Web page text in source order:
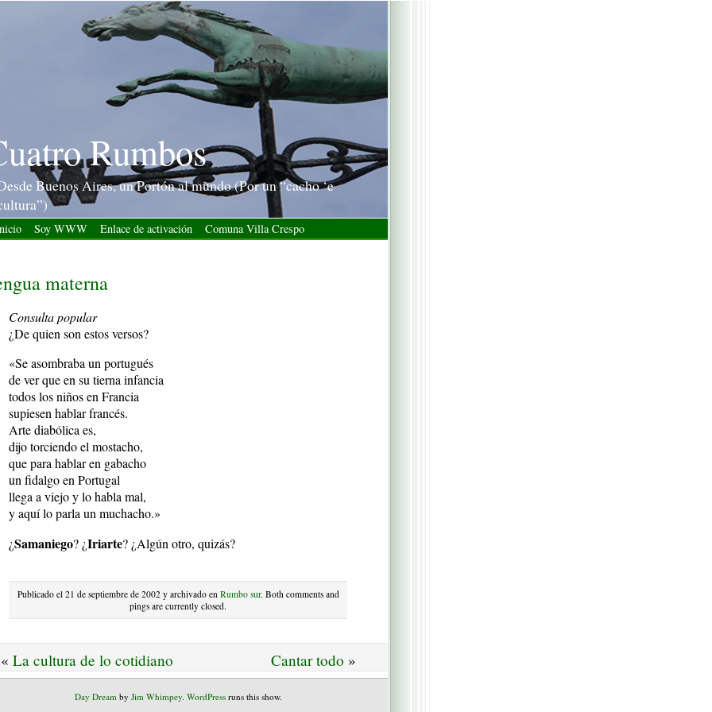
Rumbos
Buenos Aires, un Portón al mundo (Por un “cacho ‘e
Soy WWW Enlace de activación Comuna Villa Crespo
materna
Consulta popular
¿De quien son estos versos?
«Se asombraba un portugués
de ver que en su tierna infancia
todos los niños en Francia
supiesen hablar francés.
Arte diabólica es,
dijo torciendo el mostacho,
que para hablar en gabacho
un fidalgo en Portugal
llega a viejo y lo habla mal,
y aquí lo parla un muchacho.»
¿Samaniego? ¿Iriarte? ¿Algún otro, quizás?
Publicado el 21 de septiembre de 2002 y archivado en Rumbo sur. Both comments and
pings are currently closed.
« La cultura de lo cotidiano Cantar todo »
Day Dreamby Jim Whimpey. WordPressruns this show.